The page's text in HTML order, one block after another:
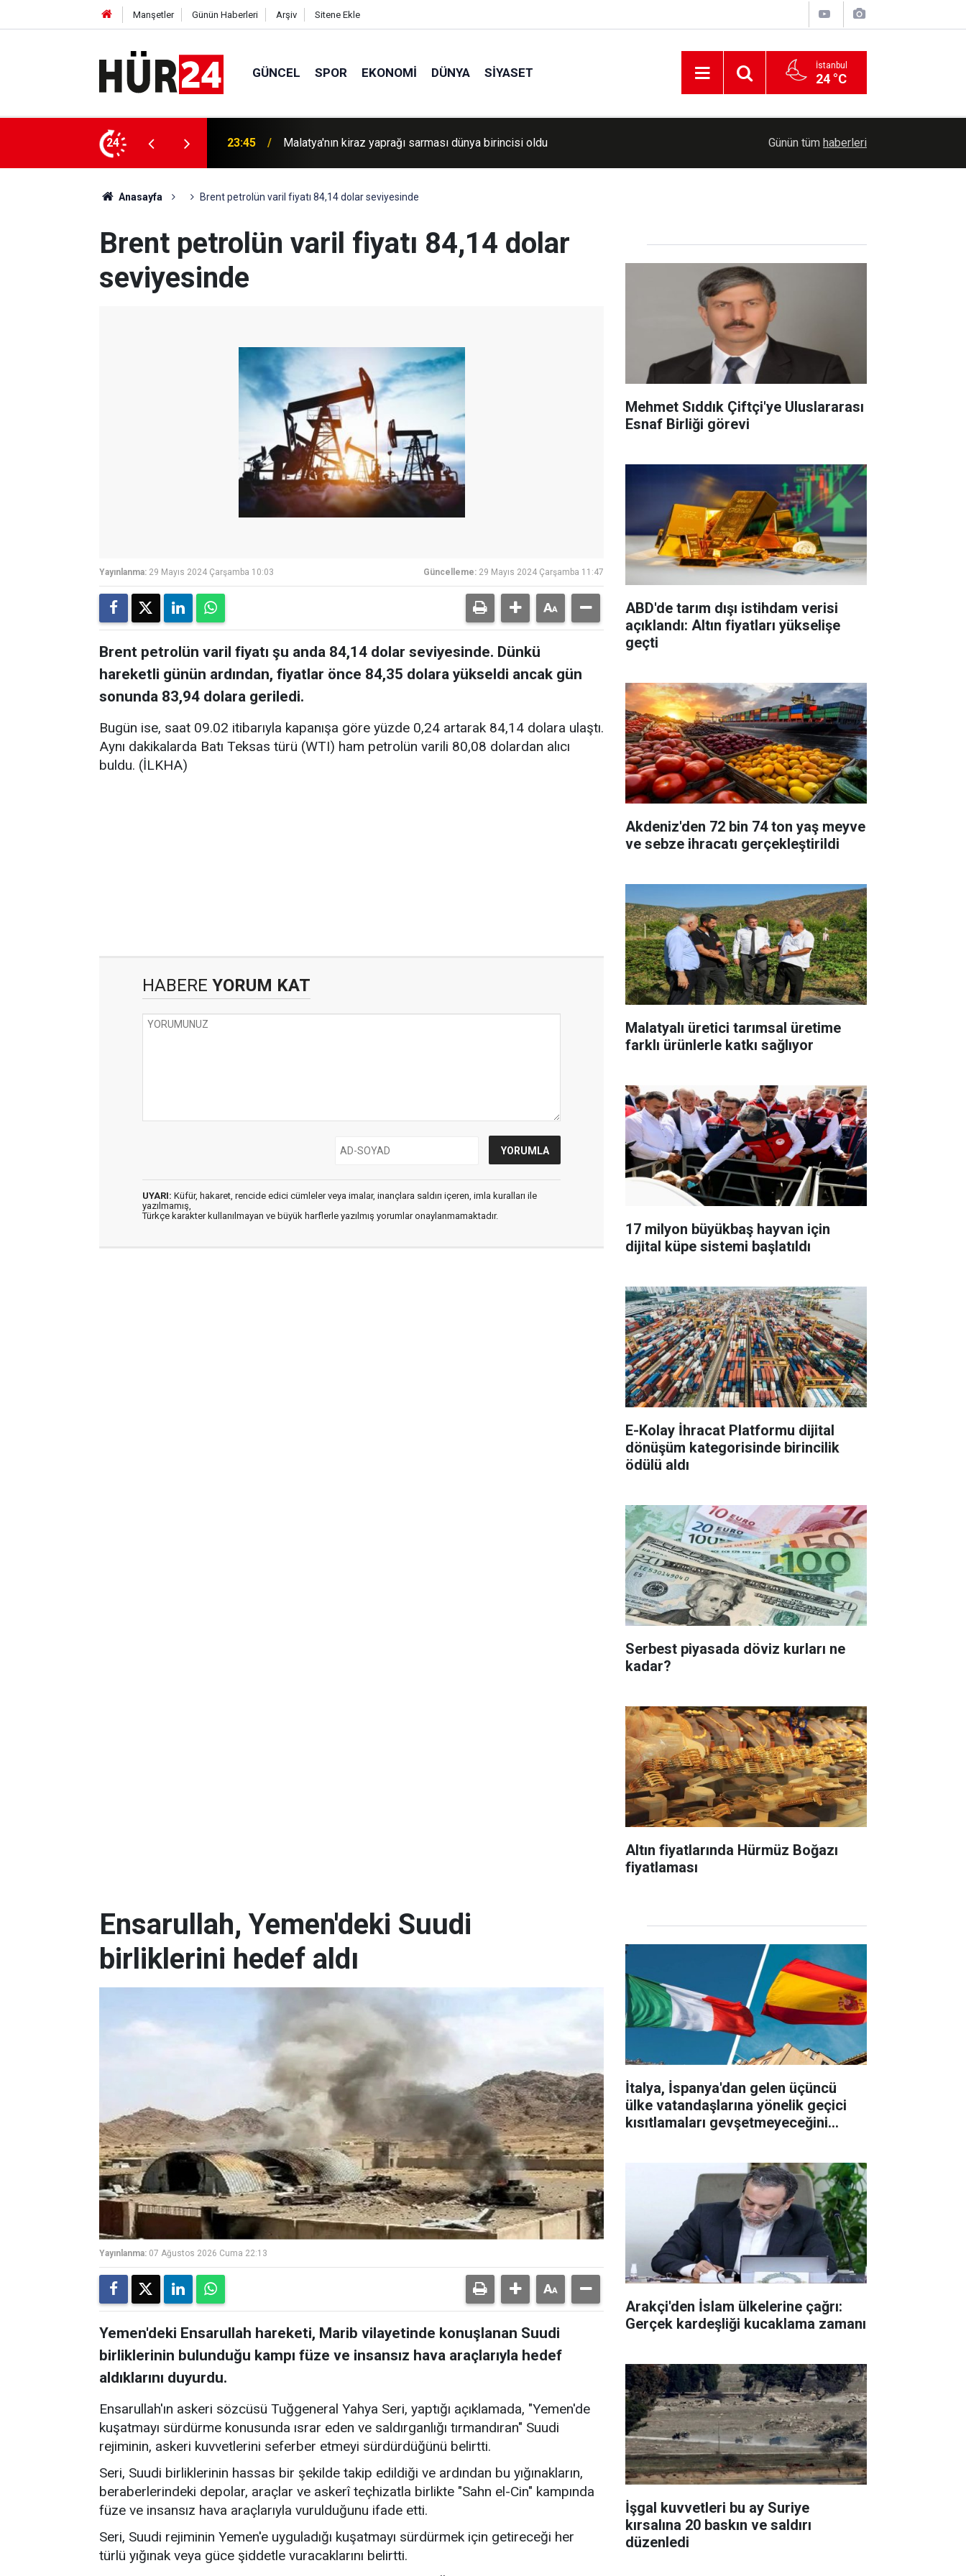
Manşetler Günün Haberleri Arşiv Sitene Ekle
GÜNCEL SPOR EKONOMI DÜNYA SIYASET İstanbul
24 °C
24
dünya birincisi oldu 22:46 Arakçi'den İslam ülkelerine çağrı: Gerçek kardeşliği kucaklama zamanı Bakan Şimşek: Batman büyük bir dönüşüm
Günün tüm haberleri
Anasayfa Brent petrolün varil fiyatı 84,14 dolar seviyesinde
Brent petrolün varil fiyatı 84,14 dolar
seviyesinde
Yayınlanma: 29 Mayıs 2024 Çarşamba 10:03 Güncelleme: 29 Mayıs 2024 Çarşamba 11:47
Brent petrolün varil fiyatı şu anda 84,14 dolar seviyesinde. Dünkü
hareketli günün ardından, fiyatlar önce 84,35 dolara yükseldi ancak gün
sonunda 83,94 dolara geriledi.
Bugün ise, saat 09.02 itibarıyla kapanışa göre yüzde 0,24 artarak 84,14 dolara ulaştı.
Aynı dakikalarda Batı Teksas türü (WTI) ham petrolün varili 80,08 dolardan alıcı
buldu. (İLKHA)
HABERE YORUM KAT
UYARI: Küfür, hakaret, rencide edici cümleler veya imalar, inançlara saldırı içeren, imla kuralları ile
yazılmamış,
Türkçe karakter kullanılmayan ve büyük harflerle yazılmış yorumlar onaylanmamaktadır.
Mehmet Sıddık Çiftçi'ye Uluslararası
Esnaf Birliği görevi
ABD'de tarım dışı istihdam verisi
açıklandı: Altın fiyatları yükselişe
geçti
Akdeniz'den 72 bin 74 ton yaş meyve
ve sebze ihracatı gerçekleştirildi
Malatyalı üretici tarımsal üretime
farklı ürünlerle katkı sağlıyor
17 milyon büyükbaş hayvan için
dijital küpe sistemi başlatıldı
E-Kolay İhracat Platformu dijital
dönüşüm kategorisinde birincilik
ödülü aldı
Serbest piyasada döviz kurları ne
kadar?
Altın fiyatlarında Hürmüz Boğazı
fiyatlaması
Ensarullah, Yemen'deki Suudi
birliklerini hedef aldı
Yayınlanma: 07 Ağustos 2026 Cuma 22:13
Yemen'deki Ensarullah hareketi, Marib vilayetinde konuşlanan Suudi
birliklerinin bulunduğu kampı füze ve insansız hava araçlarıyla hedef
aldıklarını duyurdu.
Ensarullah'ın askeri sözcüsü Tuğgeneral Yahya Seri, yaptığı açıklamada, "Yemen'de
kuşatmayı sürdürme konusunda ısrar eden ve saldırganlığı tırmandıran" Suudi
rejiminin, askeri kuvvetlerini seferber etmeyi sürdürdüğünü belirtti.
Seri, Suudi birliklerinin hassas bir şekilde takip edildiği ve ardından bu yığınakların,
beraberlerindeki depolar, araçlar ve askerî teçhizatla birlikte "Sahn el-Cin" kampında
füze ve insansız hava araçlarıyla vurulduğunu ifade etti.
Seri, Suudi rejiminin Yemen'e uyguladığı kuşatmayı sürdürmek için getireceği her
türlü yığınak veya güce şiddetle vuracaklarını belirtti.
İtalya, İspanya'dan gelen üçüncü
ülke vatandaşlarına yönelik geçici
kısıtlamaları gevşetmeyeceğini
Arakçi'den İslam ülkelerine çağrı:
Gerçek kardeşliği kucaklama zamanı
İşgal kuvvetleri bu ay Suriye
kırsalına 20 baskın ve saldırı
düzenledi